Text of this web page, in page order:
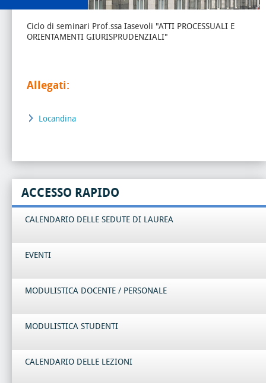
Ciclo di seminari Prof.ssa Iasevoli "ATTI PROCESSUALI E
ORIENTAMENTI GIURISPRUDENZIALI"
Allegati:
Locandina
ACCESSO RAPIDO
CALENDARIO DELLE SEDUTE DI LAUREA
EVENTI
MODULISTICA DOCENTE / PERSONALE
MODULISTICA STUDENTI
CALENDARIO DELLE LEZIONI